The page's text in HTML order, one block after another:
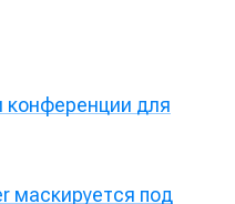
конференции для
маскируется под